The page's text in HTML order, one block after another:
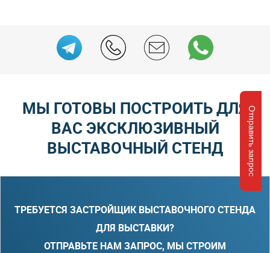
Отправить запрос
МЫ ГОТОВЫ ПОСТРОИТЬ ДЛЯ
ВАС ЭКСКЛЮЗИВНЫЙ
ВЫСТАВОЧНЫЙ СТЕНД
ТРЕБУЕТСЯ ЗАСТРОЙЩИК ВЫСТАВОЧНОГО СТЕНДА
ДЛЯ ВЫСТАВКИ?
ОТПРАВЬТЕ НАМ ЗАПРОС, МЫ СТРОИМ